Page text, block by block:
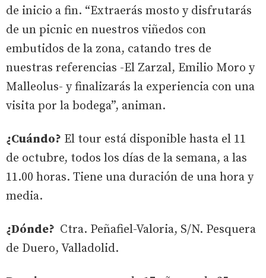
de inicio a fin. “Extraerás mosto y disfrutarás
de un picnic en nuestros viñedos con
embutidos de la zona, catando tres de
nuestras referencias -El Zarzal, Emilio Moro y
Malleolus- y finalizarás la experiencia con una
visita por la bodega”, animan.
¿Cuándo? El tour está disponible hasta el 11
de octubre, todos los días de la semana, a las
11.00 horas. Tiene una duración de una hora y
media.
¿Dónde? Ctra. Peñafiel-Valoria, S/N. Pesquera
de Duero, Valladolid.